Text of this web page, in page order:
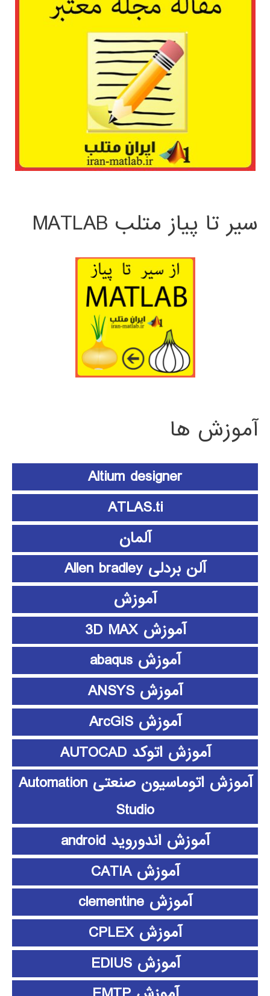
سیر تا پیاز متلب MATLAB
آموزش ها
Altium designer
ATLAS.ti
آلمان
آلن بردلی Allen bradley
آموزش
آموزش 3D MAX
آموزش abaqus
آموزش ANSYS
آموزش ArcGIS
آموزش اتوکد AUTOCAD
آموزش اتوماسیون صنعتی Automation
Studio
آموزش اندوروید android
آموزش CATIA
آموزش clementine
آموزش CPLEX
آموزش EDIUS